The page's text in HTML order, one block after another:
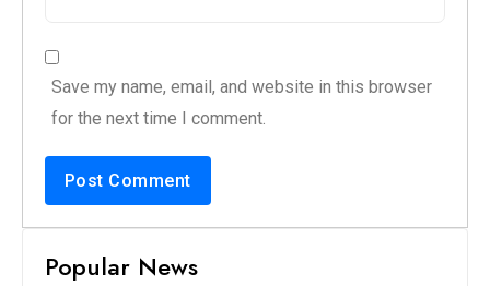
Save my name, email, and website in this browser
for the next time I comment.
Popular News